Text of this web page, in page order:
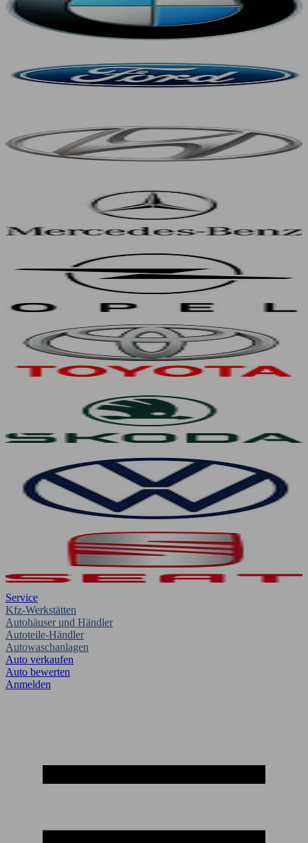
Service
Kfz-Werkstätten
Autohäuser und Händler
Autoteile-Händler
Autowaschanlagen
Auto verkaufen
Auto bewerten
Anmelden